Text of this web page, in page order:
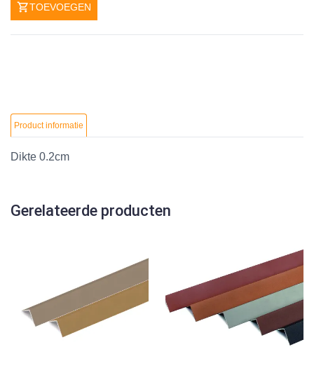
TOEVOEGEN
Product informatie
Dikte 0.2cm
Gerelateerde producten